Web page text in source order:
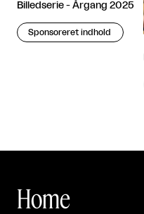
Billedserie - Årgang 2025
Sponsoreret indhold
Home